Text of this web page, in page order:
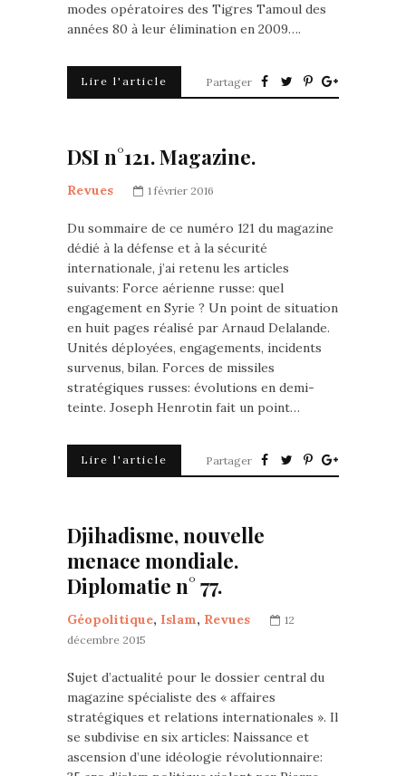
modes opératoires des Tigres Tamoul des
années 80 à leur élimination en 2009….
Lire l'article Partager
DSI n°121. Magazine.
Revues 1 février 2016
Du sommaire de ce numéro 121 du magazine
dédié à la défense et à la sécurité
internationale, j’ai retenu les articles
suivants: Force aérienne russe: quel
engagement en Syrie ? Un point de situation
en huit pages réalisé par Arnaud Delalande.
Unités déployées, engagements, incidents
survenus, bilan. Forces de missiles
stratégiques russes: évolutions en demi-
teinte. Joseph Henrotin fait un point…
Lire l'article Partager
Djihadisme, nouvelle
menace mondiale.
Diplomatie n° 77.
Géopolitique, Islam, Revues
12
décembre 2015
Sujet d’actualité pour le dossier central du
magazine spécialiste des « affaires
stratégiques et relations internationales ». Il
se subdivise en six articles: Naissance et
ascension d’une idéologie révolutionnaire: